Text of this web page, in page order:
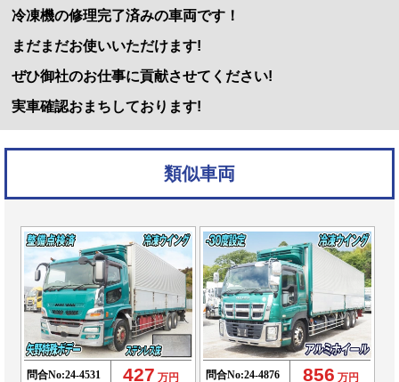
冷凍機の修理完了済みの車両です！
まだまだお使いいただけます!
ぜひ御社のお仕事に貢献させてください!
実車確認おまちしております!
類似車両
問合No:24-4531 427 万円 問合No:24-4876 856 万円